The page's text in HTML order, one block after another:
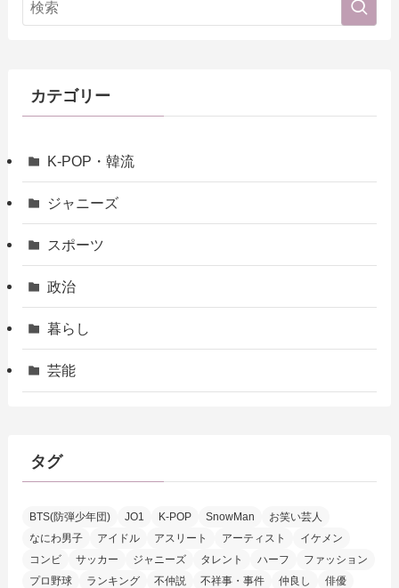
カテゴリー
K-POP・韓流
ジャニーズ
スポーツ
政治
暮らし
芸能
タグ
BTS(防弾少年団) JO1 K-POP SnowMan
お笑い芸人
なにわ男子
アイドル アスリート アーティスト
イケメン
コンビ
サッカー ジャニーズ タレント ハーフ
ファッション
プロ野球
ランキング 不仲説 不祥事・事件 仲良し
俳優